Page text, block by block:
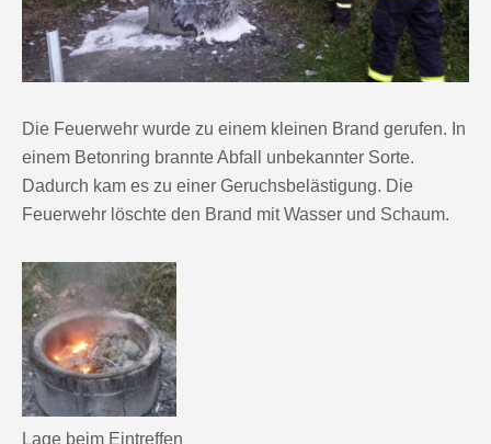
Die Feuerwehr wurde zu einem kleinen Brand gerufen. In
einem Betonring brannte Abfall unbekannter Sorte.
Dadurch kam es zu einer Geruchsbelästigung. Die
Feuerwehr löschte den Brand mit Wasser und Schaum.
Lage beim Eintreffen